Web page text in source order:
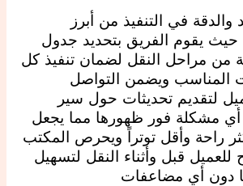
والدقة في التنفيذ من أبرز
يقوم الفريق بتحديد جدول
من مراحل النقل لضمان تنفيذ كل
ويضمن التواصل
لتقديم تحديثات حول سير
أي مشكلة فور ظهورها مما يجعل
راحة وأقل توتراً ويحرص المكتب
للعميل قبل وأثناء النقل لتسهيل
دون أي مضاعفات